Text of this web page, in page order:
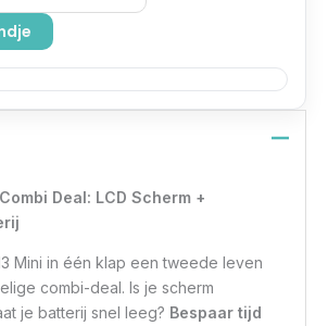
Deal: LCD Scherm +
Mini in één klap een tweede leven
combi-deal. Is je scherm
je batterij snel leeg? Bespaar tijd